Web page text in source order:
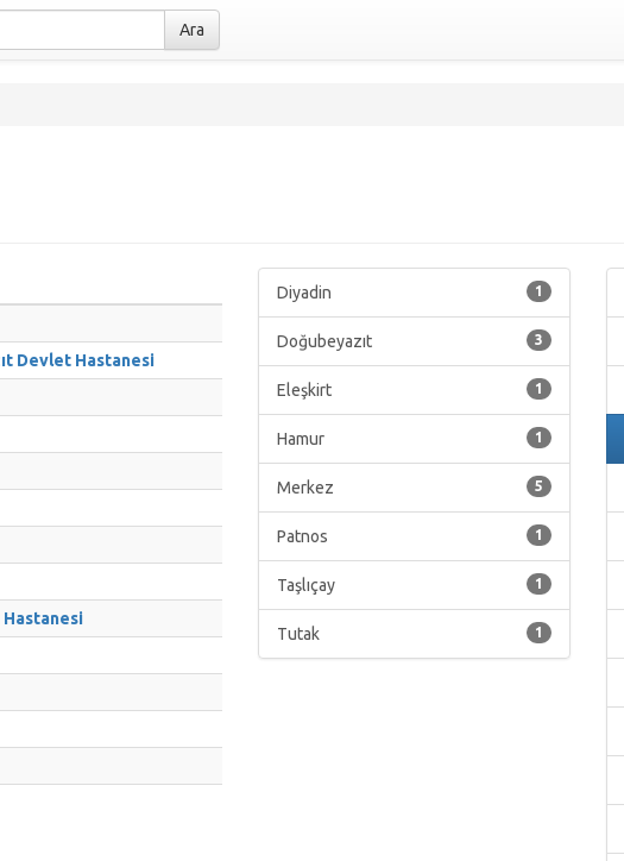
Ara
Devlet Hastanesi
Hastanesi
1
Diyadin
3
Doğubeyazıt
1
Eleşkirt
1
Hamur
5
Merkez
1
Patnos
1
Taşlıçay
1
Tutak